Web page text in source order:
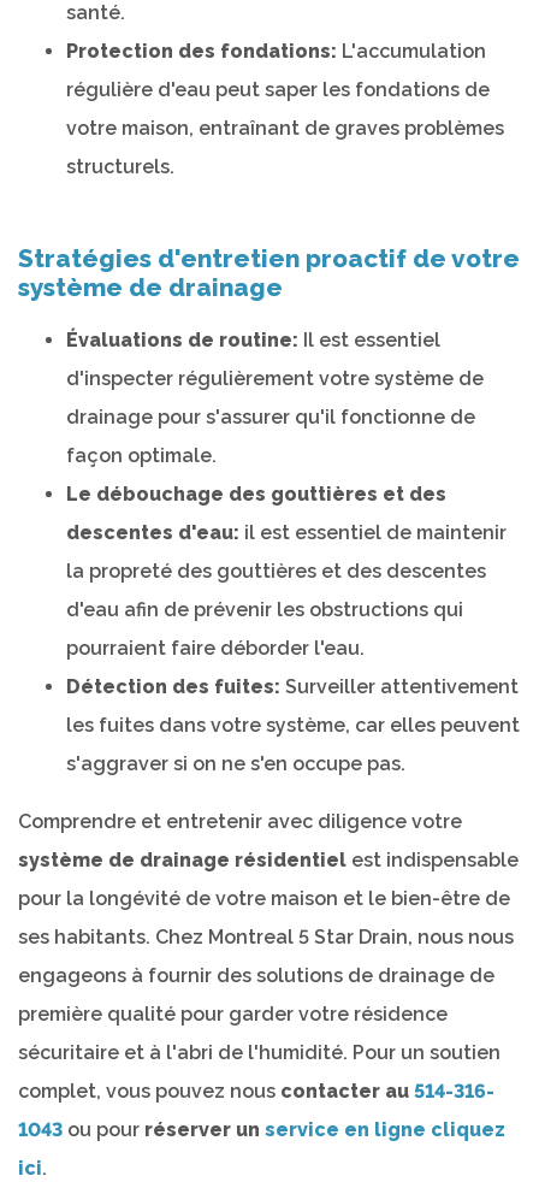
santé.
Protection des fondations: L'accumulation
régulière d'eau peut saper les fondations de
votre maison, entraînant de graves problèmes
structurels.
Stratégies d'entretien proactif de votre
système de drainage
Évaluations de routine: Il est essentiel
d'inspecter régulièrement votre système de
drainage pour s'assurer qu'il fonctionne de
façon optimale.
Le débouchage des gouttières et des
descentes d'eau: il est essentiel de maintenir
la propreté des gouttières et des descentes
d'eau afin de prévenir les obstructions qui
pourraient faire déborder l'eau.
Détection des fuites: Surveiller attentivement
les fuites dans votre système, car elles peuvent
s'aggraver si on ne s'en occupe pas.
Comprendre et entretenir avec diligence votre
système de drainage résidentiel est indispensable
pour la longévité de votre maison et le bien-être de
ses habitants. Chez Montreal 5 Star Drain, nous nous
engageons à fournir des solutions de drainage de
première qualité pour garder votre résidence
sécuritaire et à l'abri de l'humidité. Pour un soutien
complet, vous pouvez nous contacter au 514-316-
1043 ou pour réserver un service en ligne cliquez
ici.